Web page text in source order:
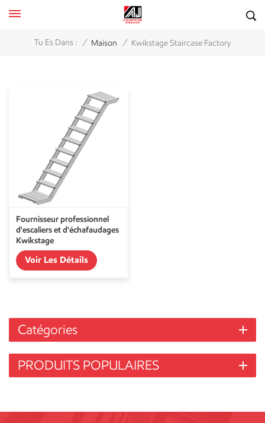
Tu Es Dans : / Maison / Kwikstage Staircase Factory
Fournisseur professionnel
d'escaliers et d'échafaudages
Kwikstage
Voir Les Détails
Catégories
PRODUITS POPULAIRES